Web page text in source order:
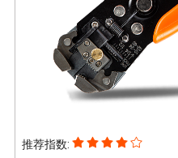
推荐指数: